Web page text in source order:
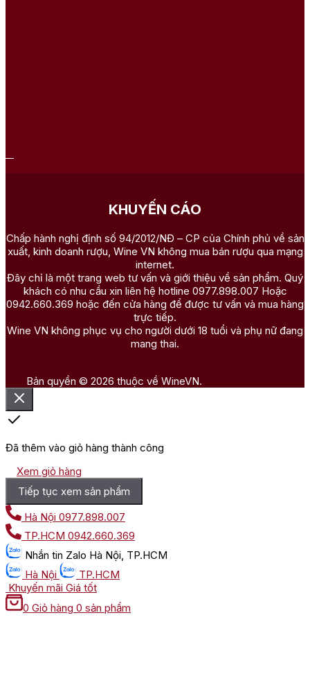
KHUYẾN CÁO
Chấp hành nghị định số 94/2012/NĐ – CP của Chính phủ về sản
xuất, kinh doanh rượu, Wine VN không mua bán rượu qua mạng
internet.
Đây chỉ là một trang web tư vấn và giới thiệu về sản phẩm. Quý
khách có nhu cầu xin liên hệ hotline 0977.898.007 Hoặc
0942.660.369 hoặc đến cửa hàng để được tư vấn và mua hàng
trực tiếp.
Wine VN không phục vụ cho người dưới 18 tuổi và phụ nữ đang
mang thai.
Bản quyền © 2026 thuộc về WineVN.
Đã thêm vào giỏ hàng thành công
Xem giỏ hàng
Tiếp tục xem sản phẩm
Hà Nội 0977.898.007
TP.HCM 0942.660.369
Nhắn tin Zalo Hà Nội, TP.HCM
Hà Nội
TP.HCM
Khuyến mãi Giá tốt
0 Giỏ hàng 0 sản phẩm